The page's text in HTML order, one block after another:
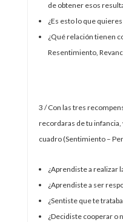
de obtener esos
¿Es esto lo que
¿Qué relación tienen
Resentimiento,
3 / Con las tres
recordaras de tu
cuadro (Sentimiento –
¿Aprendiste a realizar
¿Aprendiste a ser
¿Sentiste que te
¿Decidiste cooperar o